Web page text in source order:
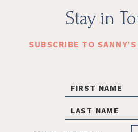
Stay in
SUBSCRIBE TO